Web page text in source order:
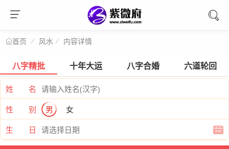
首页 风水 内容详情
八字精批 十年大运 八字合婚 六道轮回
姓 名
性 别
男
女
生 日